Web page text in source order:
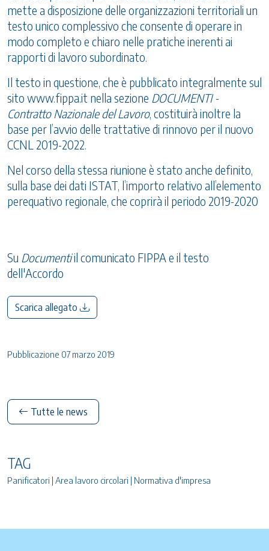
mette a disposizione delle organizzazioni territoriali un
testo unico complessivo che consente di operare in
modo completo e chiaro nelle pratiche inerenti ai
rapporti di lavoro subordinato.
Il testo in questione, che è pubblicato integralmente sul
sito www.fippa.it nella sezione DOCUMENTI -
Contratto Nazionale del Lavoro, costituirà inoltre la
base per l’avvio delle trattative di rinnovo per il nuovo
CCNL 2019-2022.
Nel corso della stessa riunione è stato anche definito,
sulla base dei dati ISTAT, l’importo relativo all’elemento
perequativo regionale, che coprirà il periodo 2019-2020
Su Documentiil comunicato FIPPA e il testo
dell'Accordo
Scarica allegato
Pubblicazione 07 marzo 2019
Tutte le news
TAG
Panificatori | Area lavoro circolari | Normativa d'impresa